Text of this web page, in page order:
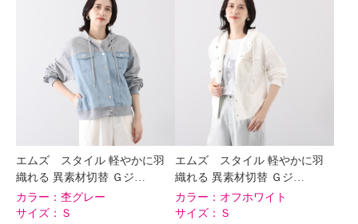
エムズ スタイル 軽やかに羽
織れる 異素材切替 Ｇジ…
カラー： 杢グレー
サイズ： Ｓ
エムズ スタイル 軽やかに羽
織れる 異素材切替 Ｇジ…
カラー： オフホワイト
サイズ： Ｓ